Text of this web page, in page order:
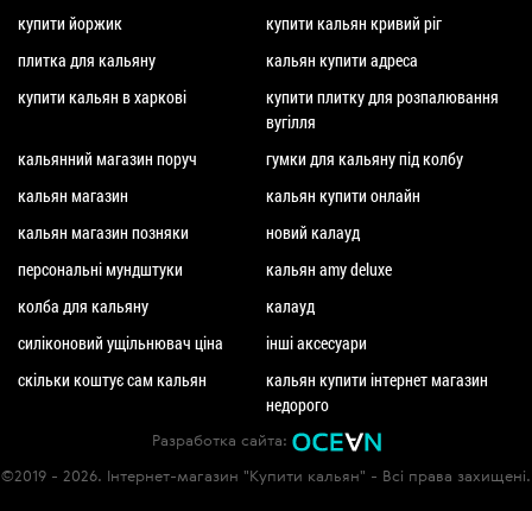
купити йоржик
купити кальян кривий ріг
плитка для кальяну
кальян купити адреса
купити кальян в харкові
купити плитку для розпалювання
вугілля
кальянний магазин поруч
гумки для кальяну під колбу
кальян магазин
кальян купити онлайн
кальян магазин позняки
новий калауд
персональні мундштуки
кальян amy deluxe
колба для кальяну
калауд
силіконовий ущільнювач ціна
інші аксесуари
скільки коштує сам кальян
кальян купити інтернет магазин
недорого
Разработка сайта:
©2019 - 2026. Інтернет-магазин "Купити кальян" - Всі права захищені.